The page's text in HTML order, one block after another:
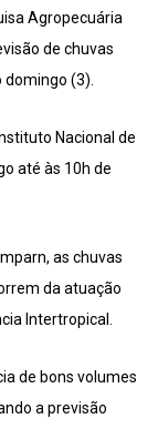
Agropecuária
de chuvas
domingo (3).
Nacional de
até às 10h de
as chuvas
da atuação
Intertropical.
de bons volumes
a previsão